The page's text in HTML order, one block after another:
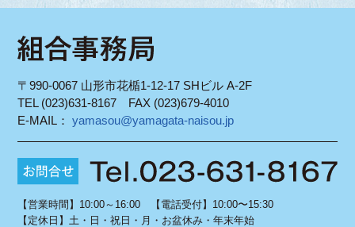
〒990-0067 山形市花楯1-12-17 SHビル A-2F
TEL (023)631-8167 FAX (023)679-4010
E-MAIL：yamasou@yamagata-naisou.jp
【営業時間】10:00～16:00 【電話受付】10:00〜15:30
【定休日】土・日・祝日・月・お盆休み・年末年始